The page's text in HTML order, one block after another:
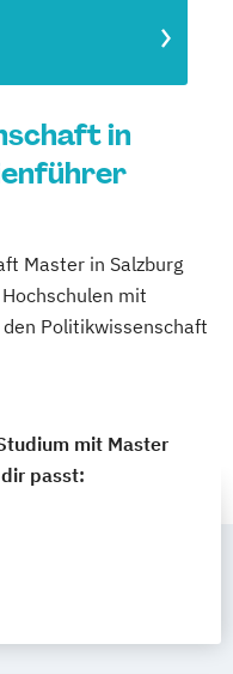
in
Master in Salzburg
mit
Politikwissenschaft
mit Master
passt: